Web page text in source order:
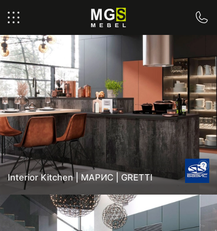
Кухонные гарнитуры
Interior Kitchen | МАРИС | GRETTI